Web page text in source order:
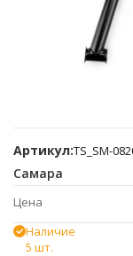
Артикул:TS_SM-
Самара
Цена
Наличие
5 шт.